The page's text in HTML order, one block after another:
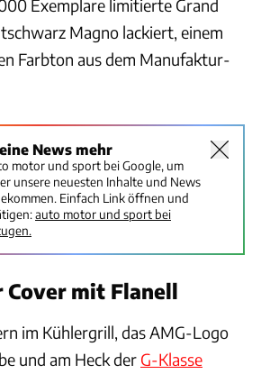
Exemplare limitierte Grand
Magno lackiert, einem
Farbton aus dem Manufaktur-
News mehr
motor und sport bei Google, um
unsere neuesten Inhalte und News
Einfach Link öffnen und
auto motor und sport bei
Cover mit Flanell
im Kühlergrill, das AMG-Logo
und am Heck der G-Klasse